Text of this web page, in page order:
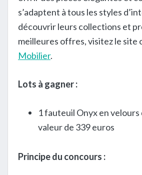
s’adaptent à tous les styles
découvrir leurs collections et
meilleures offres, visitez le site
Mobilier.
Lots à gagner :
1 fauteuil Onyx en velours
valeur de 339 euros
Principe du concours :